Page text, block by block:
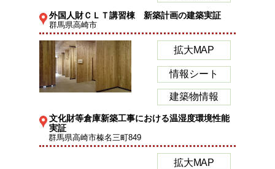
外国人財ＣＬＴ講習棟 新築計画の建築実証
群馬県高崎市
拡大MAP
情報シート
建築物情報
文化財等倉庫新築工事における温湿度環境性能
実証
群馬県高崎市榛名三町849
拡大MAP